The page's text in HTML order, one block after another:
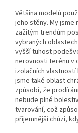
Většina modelů
jeho stěny. My jsme
zažitým trendům
vybraných
vyšší tuhost
nerovnosti terénu v
izolačních
jsme také oblast
způsobí, že
nebude plné
tvarování, což
příjemnější chůzi,